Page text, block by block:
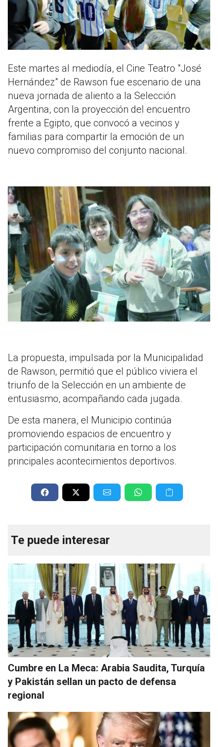
Este martes al mediodía, el Cine Teatro "José
Hernández" de Rawson fue escenario de una
nueva jornada de aliento a la Selección
Argentina, con la proyección del encuentro
frente a Egipto, que convocó a vecinos y
familias para compartir la emoción de un
nuevo compromiso del conjunto nacional.
La propuesta, impulsada por la Municipalidad
de Rawson, permitió que el público viviera el
triunfo de la Selección en un ambiente de
entusiasmo, acompañando cada jugada.
De esta manera, el Municipio continúa
promoviendo espacios de encuentro y
participación comunitaria en torno a los
principales acontecimientos deportivos.
Te puede interesar
Cumbre en La Meca: Arabia Saudita, Turquía
y Pakistán sellan un pacto de defensa
regional